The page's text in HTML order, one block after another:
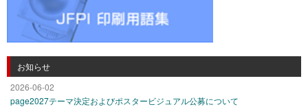
お知らせ
2026-06-02
page2027テーマ決定およびポスタービジュアル公募について